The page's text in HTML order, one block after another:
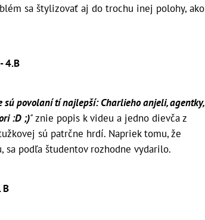
sa štylizovať aj do trochu inej polohy, ako
4.B
povolaní tí najlepší: Charlieho anjeli, agentky,
:D ;)"znie popis k videu a jedno dievča z
sú patrčne hrdí. Napriek tomu, že
podľa študentov rozhodne vydarilo.
B